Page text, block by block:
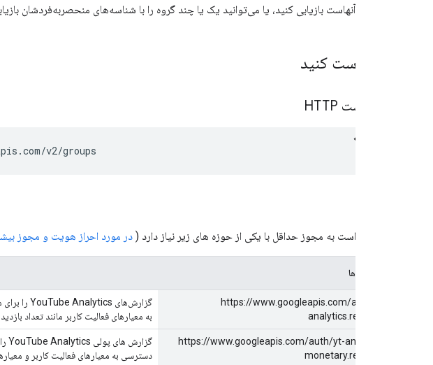
متعلق به آنهاست بازیابی کنید، یا می‌توانید یک یا چند گروه را با شناسه‌های منحصربه‌فردشان
درخواست کنید
درخواست HTTP
v2/groups
این درخواست به مجوز حداقل با یکی از حوزه های زیر نیاز دارد ( در مورد احراز هویت و مجوز
محدوده ها
https://www.googleapis.com/auth/yt-
analytics.readonly
به معیارهای فعالیت کاربر مانند تعداد
https://www.googleapis.com/auth/yt-analytics-
monetary.readonly
دسترسی به معیارهای فعالیت کاربر و